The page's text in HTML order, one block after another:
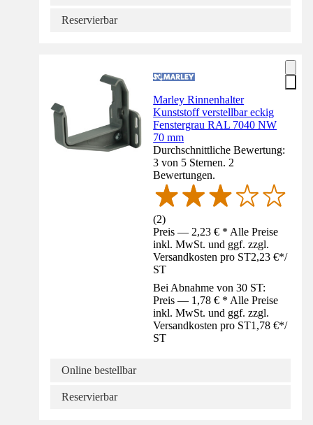
Reservierbar
Marley Rinnenhalter
Kunststoff verstellbar eckig
Fenstergrau RAL 7040 NW
70 mm
Durchschnittliche Bewertung:
3 von 5 Sternen. 2
Bewertungen.
(2)
Preis — 2,23 € * Alle Preise
inkl. MwSt. und ggf. zzgl.
Versandkosten pro ST2,23 €*/
ST
Bei Abnahme von 30 ST:
Preis — 1,78 € * Alle Preise
inkl. MwSt. und ggf. zzgl.
Versandkosten pro ST1,78 €*/
ST
Online bestellbar
Reservierbar